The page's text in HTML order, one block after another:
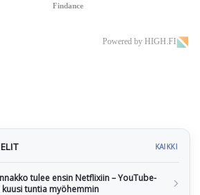
Findance
Powered by HIGH.FI
KAIKKI
tulee ensin Netflixiin – YouTube-
kuusi tuntia myöhemmin